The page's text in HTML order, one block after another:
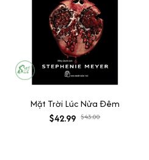
Mặt Trời Lúc Nửa Đêm
$42.99 $43.00